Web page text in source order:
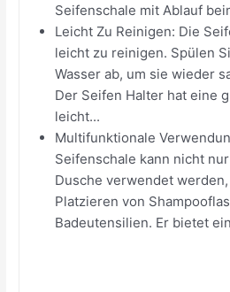
Seifenschale mit Ablauf
Leicht Zu Reinigen: Die
leicht zu reinigen. Spülen
Wasser ab, um sie wieder
Der Seifen Halter hat eine
leicht...
Multifunktionale
Seifenschale kann nicht
Dusche verwendet
Platzieren von
Badeutensilien. Er bietet